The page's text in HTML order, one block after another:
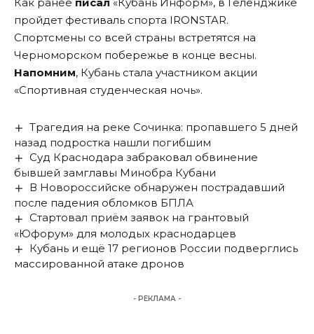
пройдет фестиваль спорта IRONSTAR.
Спортсмены со всей страны встретятся на
Черноморском побережье в конце весны.
Напомним, Кубань стала участником акции
«Спортивная студенческая ночь».
Трагедия на реке Сочинка: пропавшего 5 дней
назад подростка нашли погибшим
Суд Краснодара забраковал обвинение
бывшей замглавы Минобра Кубани
В Новороссийске обнаружен пострадавший
после падения обломков БПЛА
Стартовал приём заявок на грантовый
«Юфорум» для молодых краснодарцев
Кубань и ещё 17 регионов России подверглись
массированной атаке дронов
- РЕКЛАМА -